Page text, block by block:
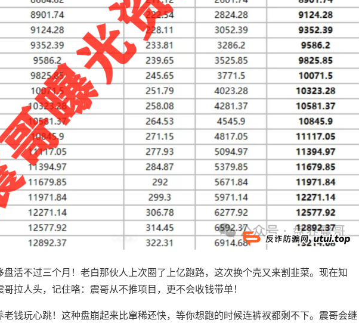
活不过三个月！老白那伙人上次圈了上亿跑路，这次换个壳又来割韭菜。现在知
拉人头，记住咯：震哥从不推项目，更不会收钱带单！
钱玩心跳！这种盘崩起来比窜稀还快，等你想跑的时候连裤衩都剩不下。震哥会继